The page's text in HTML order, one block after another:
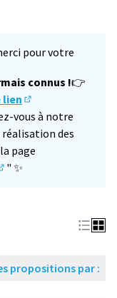
pour votre
connus !👉
lien
(S'ouvre dans un
vous à notre
des
page
" ✨
propositions par :